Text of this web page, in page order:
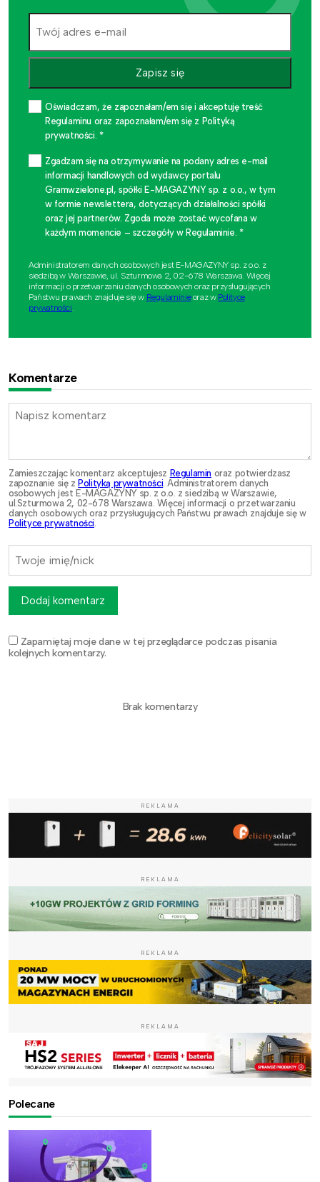
Zapisz się
Oświadczam, że zapoznałam/em się i akceptuję treść
Regulaminu oraz zapoznałam/em się z Polityką
prywatności. *
Zgadzam się na otrzymywanie na podany adres e-mail
informacji handlowych od wydawcy portalu
Gramwzielone.pl, spółki E-MAGAZYNY sp. z o.o., w tym
w formie newslettera, dotyczących działalności spółki
oraz jej partnerów. Zgoda może zostać wycofana w
każdym momencie – szczegóły w Regulaminie. *
Administratorem danych osobowych jest E-MAGAZYNY sp. z o.o. z
siedzibą w Warszawie, ul. Szturmowa 2, 02-678 Warszawa. Więcej
informacji o przetwarzaniu danych osobowych oraz przysługujących
Państwu prawach znajduje się w Regulaminieoraz w Polityce
prywatności
Komentarze
Zamieszczając komentarz akceptujesz Regulamin oraz potwierdzasz
zapoznanie się z Polityką prywatności. Administratorem danych
osobowych jest E-MAGAZYNY sp. z o.o. z siedzibą w Warszawie,
ul.Szturmowa 2, 02-678 Warszawa. Więcej informacji o przetwarzaniu
danych osobowych oraz przysługujących Państwu prawach znajduje się w
Polityce prywatności.
Zapamiętaj moje dane w tej przeglądarce podczas pisania
kolejnych komentarzy.
Dodaj komentarz
Brak komentarzy
REKLAMA
REKLAMA
REKLAMA
REKLAMA
Polecane